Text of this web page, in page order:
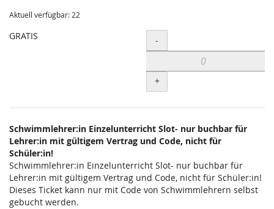
Aktuell verfügbar: 22
GRATIS Menge
-
+
Schwimmlehrer:in Einzelunterricht Slot- nur buchbar für
Lehrer:in mit gültigem Vertrag und Code, nicht für
Schüler:in!
Schwimmlehrer:in Einzelunterricht Slot- nur buchbar für
Lehrer:in mit gültigem Vertrag und Code, nicht für Schüler:in!
Dieses Ticket kann nur mit Code von Schwimmlehrern selbst
gebucht werden.